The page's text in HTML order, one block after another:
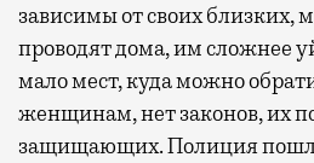
зависимы от своих близких,
проводят дома, им сложнее
мало мест, куда можно
женщинам, нет законов, их
защищающих. Полиция